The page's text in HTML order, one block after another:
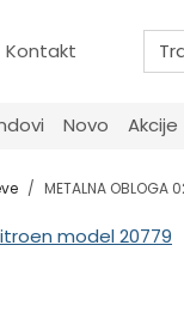
Kontakt
Novo Akcije
METALNA